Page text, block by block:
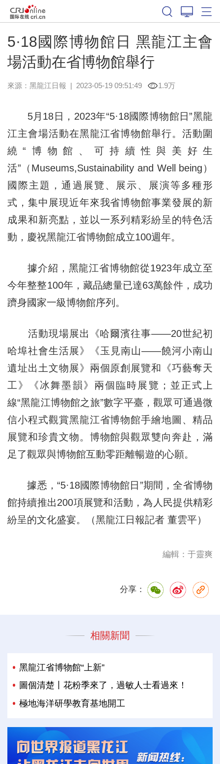
5·18國際博物館日 黑龍江主會
場活動在省博物館舉行
來源： 黑龍江日報 | 2023-05-19 09:51:49 1.9万
5月18日，2023年“5·18國際博物館日”黑龍
江主會場活動在黑龍江省博物館舉行。活動圍
繞“博物館、可持續性與美好生
活”（Museums,Sustainability and Well being）
國際主題，通過展覽、展示、展演等多種形
式，集中展現近年來我省博物館事業發展的新
成果和新亮點，並以一系列精彩紛呈的特色活
動，慶祝黑龍江省博物館成立100週年。
據介紹，黑龍江省博物館從1923年成立至
今年整整100年，藏品總量已達63萬餘件，成功
躋身國家一級博物館序列。
活動現場展出《哈爾濱往事——20世紀初
哈埠社會生活展》《玉見南山——饒河小南山
遺址出土文物展》兩個原創展覽和《巧藝奪天
工》《冰舞墨韻》兩個臨時展覽；並正式上
線“黑龍江博物館之旅”數字平臺，觀眾可通過微
信小程式觀賞黑龍江省博物館手繪地圖、精品
展覽和珍貴文物。博物館與觀眾雙向奔赴，滿
足了觀眾與博物館互動零距離暢遊的心願。
據悉，“5·18國際博物館日”期間，全省博物
館持續推出200項展覽和活動，為人民提供精彩
紛呈的文化盛宴。（黑龍江日報記者 董雲平）
編輯：于靈爽
分享：
相關新聞
黑龍江省博物館“上新”
圖個清楚丨花粉季來了，過敏人士看過來！
極地海洋研學教育基地開工